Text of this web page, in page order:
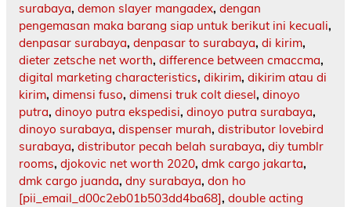
surabaya, demon slayer mangadex, dengan
pengemasan maka barang siap untuk berikut ini kecuali,
denpasar surabaya, denpasar to surabaya, di kirim,
dieter zetsche net worth, difference between cmaccma,
digital marketing characteristics, dikirim, dikirim atau di
kirim, dimensi fuso, dimensi truk colt diesel, dinoyo
putra, dinoyo putra ekspedisi, dinoyo putra surabaya,
dinoyo surabaya, dispenser murah, distributor lovebird
surabaya, distributor pecah belah surabaya, diy tumblr
rooms, djokovic net worth 2020, dmk cargo jakarta,
dmk cargo juanda, dny surabaya, don ho
[pii_email_d00c2eb01b503dd4ba68], double acting